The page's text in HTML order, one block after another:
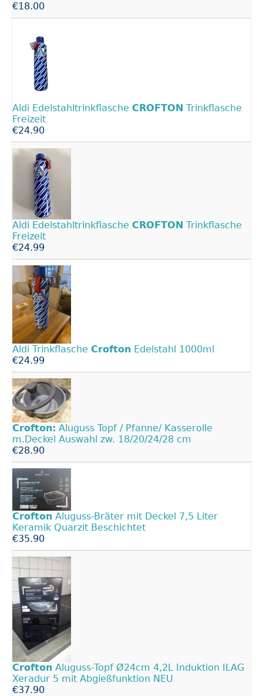
€18.00
Aldi Edelstahltrinkflasche CROFTON Trinkflasche
Freizeit
€24.90
Aldi Edelstahltrinkflasche CROFTON Trinkflasche
Freizeit
€24.99
Aldi Trinkflasche Crofton Edelstahl 1000ml
€24.99
Crofton: Aluguss Topf / Pfanne/ Kasserolle
m.Deckel Auswahl zw. 18/20/24/28 cm
€28.90
Crofton Aluguss-Bräter mit Deckel 7,5 Liter
Keramik Quarzit Beschichtet
€35.90
Crofton Aluguss-Topf Ø24cm 4,2L Induktion ILAG
Xeradur 5 mit Abgießfunktion NEU
€37.90